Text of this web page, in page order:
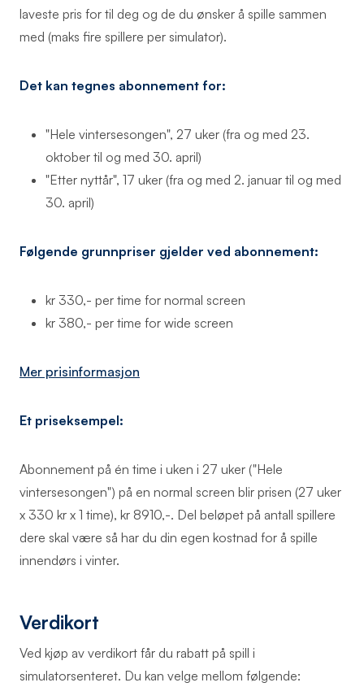
laveste pris for til deg og de du ønsker å spille sammen
med (maks fire spillere per simulator).
Det kan tegnes abonnement for:
"Hele vintersesongen", 27 uker (fra og med 23.
oktober til og med 30. april)
"Etter nyttår", 17 uker (fra og med 2. januar til og med
30. april)
Følgende grunnpriser gjelder ved abonnement:
kr 330,- per time for normal screen
kr 380,- per time for wide screen
Mer prisinformasjon
Et priseksempel:
Abonnement på én time i uken i 27 uker ("Hele
vintersesongen") på en normal screen blir prisen (27 uker
x 330 kr x 1 time), kr 8910,-. Del beløpet på antall spillere
dere skal være så har du din egen kostnad for å spille
innendørs i vinter.
Verdikort
Ved kjøp av verdikort får du rabatt på spill i
simulatorsenteret. Du kan velge mellom følgende: